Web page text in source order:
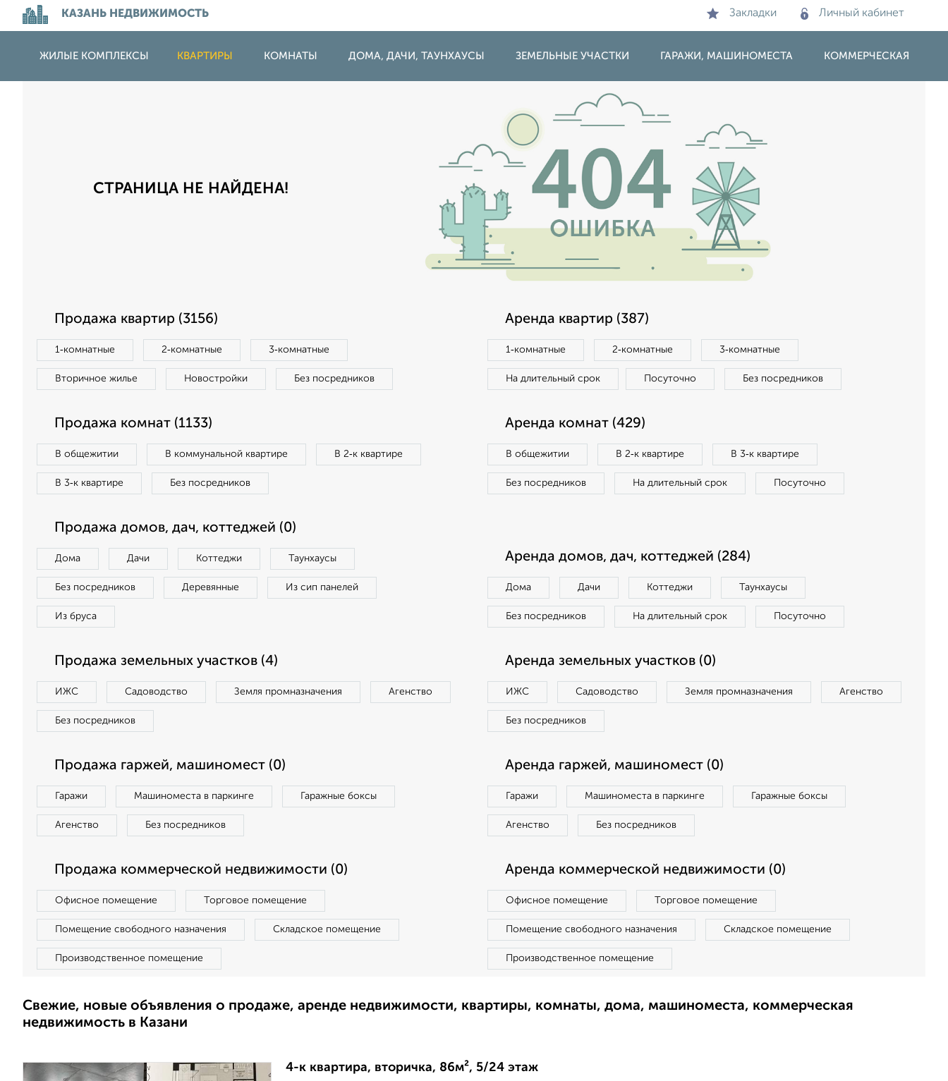
КАЗАНЬ НЕДВИЖИМОСТЬ Закладки Личный кабинет
ЖИЛЫЕ КОМПЛЕКСЫ КВАРТИРЫ КОМНАТЫ ДОМА, ДАЧИ, ТАУНХАУСЫ ЗЕМЕЛЬНЫЕ УЧАСТКИ ГАРАЖИ, МАШИНОМЕСТА КОММЕРЧЕСКАЯ
СТРАНИЦА НЕ НАЙДЕНА!
Продажа квартир (3156)
1‑комнатные 2‑комнатные 3‑комнатные
Вторичное жилье Новостройки Без посредников
Аренда квартир (387)
1‑комнатные 2‑комнатные 3‑комнатные
На длительный срок Посуточно Без посредников
Продажа комнат (1133)
В общежитии В коммунальной квартире В 2‑к квартире
В 3‑к квартире Без посредников
Аренда комнат (429)
В общежитии В 2‑к квартире В 3‑к квартире
Без посредников На длительный срок Посуточно
Продажа домов, дач, коттеджей (0)
Дома Дачи Коттеджи Таунхаусы
Без посредников Деревянные Из сип панелей
Из бруса
Аренда домов, дач, коттеджей (284)
Дома Дачи Коттеджи Таунхаусы
Без посредников На длительный срок Посуточно
Продажа земельных участков (4)
ИЖС Садоводство Земля промназначения Агенство
Без посредников
Аренда земельных участков (0)
ИЖС Садоводство Земля промназначения Агенство
Без посредников
Продажа гаржей, машиномест (0)
Гаражи Машиноместа в паркинге Гаражные боксы
Агенство Без посредников
Аренда гаржей, машиномест (0)
Гаражи Машиноместа в паркинге Гаражные боксы
Агенство Без посредников
Продажа коммерческой недвижимости (0)
Офисное помещение Торговое помещение
Помещение свободного назначения Складское помещение
Производственное помещение
Аренда коммерческой недвижимости (0)
Офисное помещение Торговое помещение
Помещение свободного назначения Складское помещение
Производственное помещение
Свежие, новые объявления о продаже, аренде недвижимости, квартиры, комнаты, дома, машиноместа, коммерческая
недвижимость в Казани
4-к квартира, вторичка, 86м², 5/24 этаж